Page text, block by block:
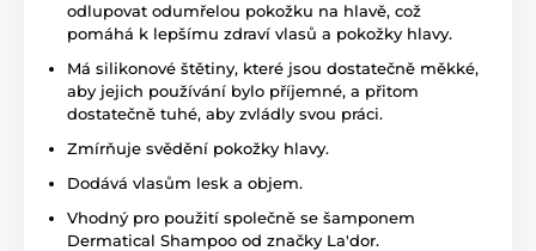
odlupovat odumřelou pokožku na hlavě, což
pomáhá k lepšímu zdraví vlasů a pokožky hlavy.
Má silikonové štětiny, které jsou dostatečně měkké,
aby jejich používání bylo příjemné, a přitom
dostatečně tuhé, aby zvládly svou práci.
Zmírňuje svědění pokožky hlavy.
Dodává vlasům lesk a objem.
Vhodný pro použití společně se šamponem
Dermatical Shampoo od značky La'dor.